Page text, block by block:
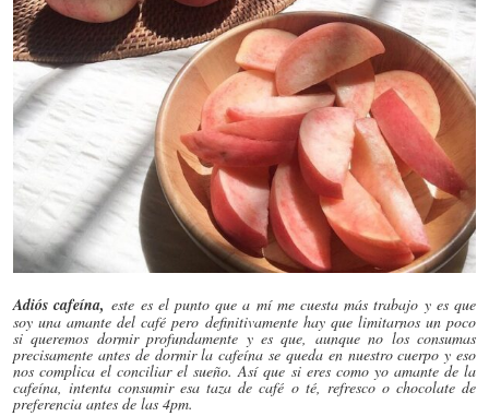
Adiós cafeína,este es el punto que a mí me cuesta más trabajo y es que
soy una amante del café pero definitivamente hay que limitarnos un poco
si queremos dormir profundamente y es que, aunque no los consumas
precisamente antes de dormir la cafeína se queda en nuestro cuerpo y eso
nos complica el conciliar el sueño. Así que si eres como yo amante de la
cafeína, intenta consumir esa taza de café o té, refresco o chocolate de
preferencia antes de las 4pm.